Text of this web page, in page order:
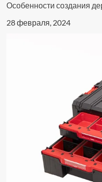
Особенности создания
28 февраля, 2024